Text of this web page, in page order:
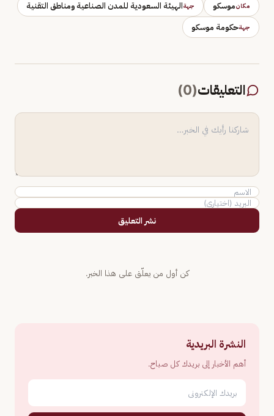
مكانموسكو جهةالهيئة السعودية للمدن الصناعية ومناطق التقنية
جهةحكومة موسكو
التعليقات(
0
)
نشر التعليق
كن أول من يعلّق على هذا الخبر.
النشرة البريدية
أهم الأخبار إلى بريدك كل صباح.